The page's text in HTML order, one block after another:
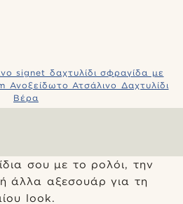
signet δαχτυλίδι σφραγίδα με
Ανοξείδωτο Ατσάλινο Δαχτυλίδι
Βέρα
σου με το ρολόι, την
άλλα αξεσουάρ για τη
look.